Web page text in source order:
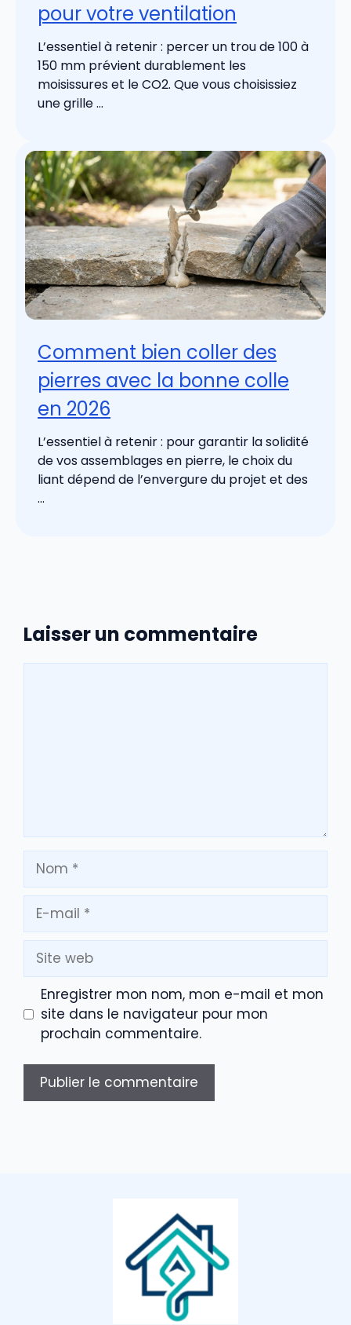
pour votre ventilation
L’essentiel à retenir : percer un trou de 100 à
150 mm prévient durablement les
moisissures et le CO2. Que vous choisissiez
une grille ...
Comment bien coller des
pierres avec la bonne colle
en 2026
L’essentiel à retenir : pour garantir la solidité
de vos assemblages en pierre, le choix du
liant dépend de l’envergure du projet et des
...
Laisser un commentaire
Nom
mail
Site
web
Enregistrer mon nom, mon e-mail et mon
site dans le navigateur pour mon
prochain commentaire.